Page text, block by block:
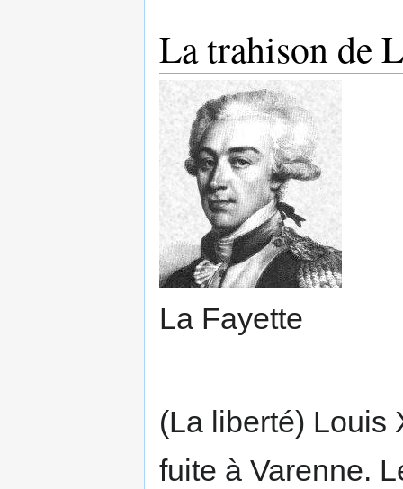
La trahison de
La Fayette
(La liberté) Louis
fuite à Varenne.